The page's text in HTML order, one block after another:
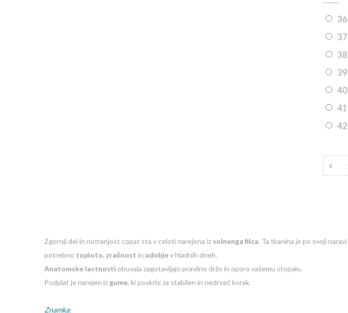
36
37
38
39
40
41
42
Zgornji del in notranjost copat sta v celoti narejena izvolnenga filca. Ta tkanina je po svoji naravi
potrebno toploto, zračnost in udobjev hladnih dneh.
Anatomske lastnosti obuvala zagotavljajo pravilno držo in oporo vašemu stopalu.
Podplat je narejen iz gume, ki poskrbi za stabilen in nedrseč korak.
Znamka: